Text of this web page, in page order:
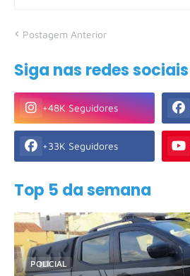
Postagem Anterior
Siga nas redes sociais
+48K Seguidores
+33K Seguidores
Top 5 da semana
POLICIAL